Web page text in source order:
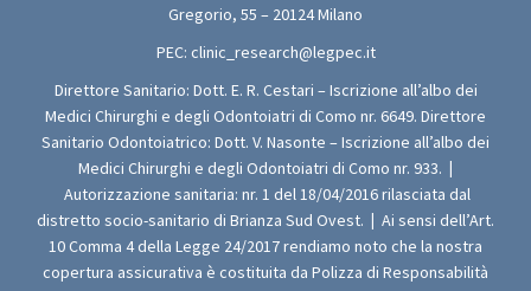
Gregorio, 55 – 20124 Milano
PEC: clinic_research@legpec.it
Direttore Sanitario: Dott. E. R. Cestari – Iscrizione all’albo dei
Medici Chirurghi e degli Odontoiatri di Como nr. 6649. Direttore
Sanitario Odontoiatrico: Dott. V. Nasonte – Iscrizione all’albo dei
Medici Chirurghi e degli Odontoiatri di Como nr. 933. |
Autorizzazione sanitaria: nr. 1 del 18/04/2016 rilasciata dal
distretto socio-sanitario di Brianza Sud Ovest. | Ai sensi dell’Art.
10 Comma 4 della Legge 24/2017 rendiamo noto che la nostra
copertura assicurativa è costituita da Polizza di Responsabilità